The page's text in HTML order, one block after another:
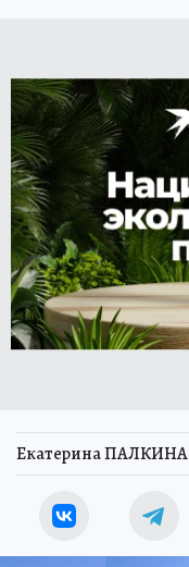
Екатерина ПАЛКИНА